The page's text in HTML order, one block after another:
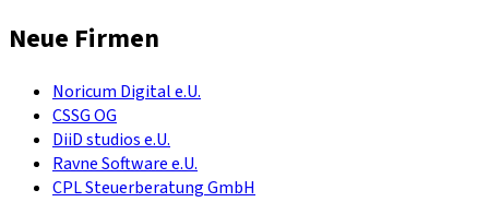
Neue Firmen
Noricum Digital e.U.
CSSG OG
DiiD studios e.U.
Ravne Software e.U.
CPL Steuerberatung GmbH